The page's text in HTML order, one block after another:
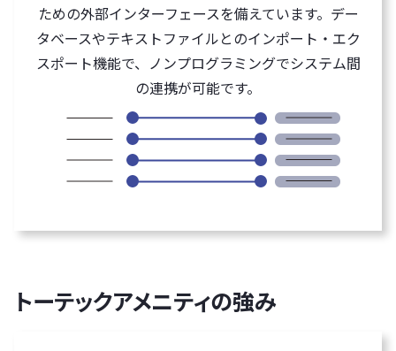
ための外部インターフェースを備えています。デー
タベースやテキストファイルとのインポート・エク
スポート機能で、ノンプログラミングでシステム間
の連携が可能です。
トーテックアメニティの強み